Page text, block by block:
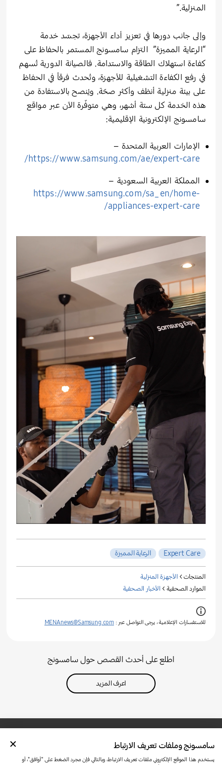
سامسونج وملفات تعريف الارتباط
يستخدم هذا الموقع الإلكتروني ملفات تعريف الارتباط، وبالتالي فإن مجرد الضغط على "أوافق"، أو
المنزلية.”
وإلى جانب دورها في تعزيز أداء الأجهزة، تجسّد خدمة
“الرعاية المميزة” التزام سامسونج المستمر بالحفاظ على
كفاءة استهلاك الطاقة والاستدامة. فالصيانة الدورية تُسهم
في رفع الكفاءة التشغيلية للأجهزة، وتُحدث فرقاً في الحفاظ
على بيئة منزلية أنظف وأكثر صحّة. ويُنصح بالاستفادة من
هذه الخدمة كل ستة أشهر، وهي متوفّرة الآن عبر مواقع
سامسونج الإلكترونية الإقليمية:
الإمارات العربية المتحدة –
https://www.samsung.com/ae/expert-care/
المملكة العربية السعودية –
https://www.samsung.com/sa_en/home-
appliances-expert-care/
Expert Care الرعاية المميزة
المنتجات > الأجهزة المنزلية
الموارد الصحفية > الأخبار الصحفية
للاستفسارات الإعلامية ، يرجى التواصل عبر : MENAnews@Samsung.com
اطلع على أحدث القصص حول سامسونج
اعرف المزيد
تواصل معنا
SAMSUNG.COM
شروط الاستخدام
الخصوصية وملفات تعريف الارتباط